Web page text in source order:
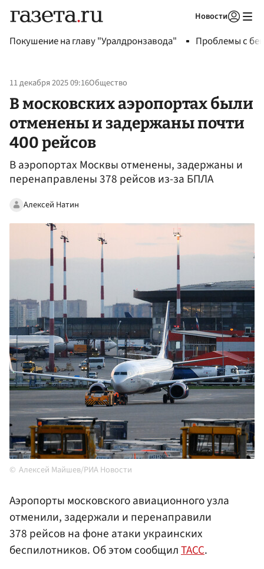
Новости
Покушение на главу "Уралдронзавода" Проблемы с
11 декабря 2025 09:16Общество
В московских аэропортах были
отменены и задержаны почти
400 рейсов
В аэропортах Москвы отменены, задержаны и
перенаправлены 378 рейсов из-за БПЛА
Алексей Натин
Алексей Майшев/РИА Новости
Аэропорты московского авиационного узла
отменили, задержали и перенаправили
378 рейсов на фоне атаки украинских
беспилотников. Об этом сообщилТАСС.